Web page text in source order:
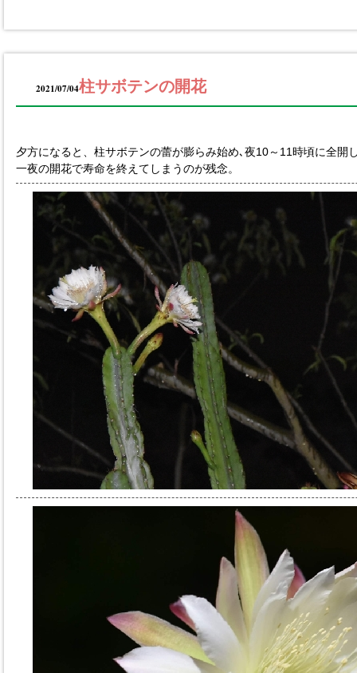
2021/07/04柱サボテンの開花
夕方になると、柱サボテンの蕾が膨らみ始め､夜10～11時頃に全開
一夜の開花で寿命を終えてしまうのが残念。